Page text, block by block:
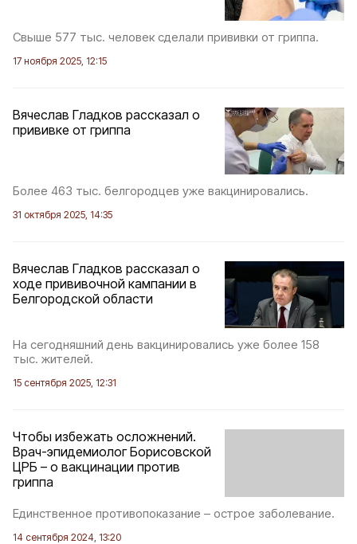
Свыше 577 тыс. человек сделали прививки от гриппа.
17 ноября 2025, 12:15
Вячеслав Гладков рассказал о
прививке от гриппа
Более 463 тыс. белгородцев уже вакцинировались.
31 октября 2025, 14:35
Вячеслав Гладков рассказал о
ходе прививочной кампании в
Белгородской области
На сегодняшний день вакцинировались уже более 158
тыс. жителей.
15 сентября 2025, 12:31
Чтобы избежать осложнений.
Врач-эпидемиолог Борисовской
ЦРБ – о вакцинации против
гриппа
Единственное противопоказание – острое заболевание.
14 сентября 2024, 13:20